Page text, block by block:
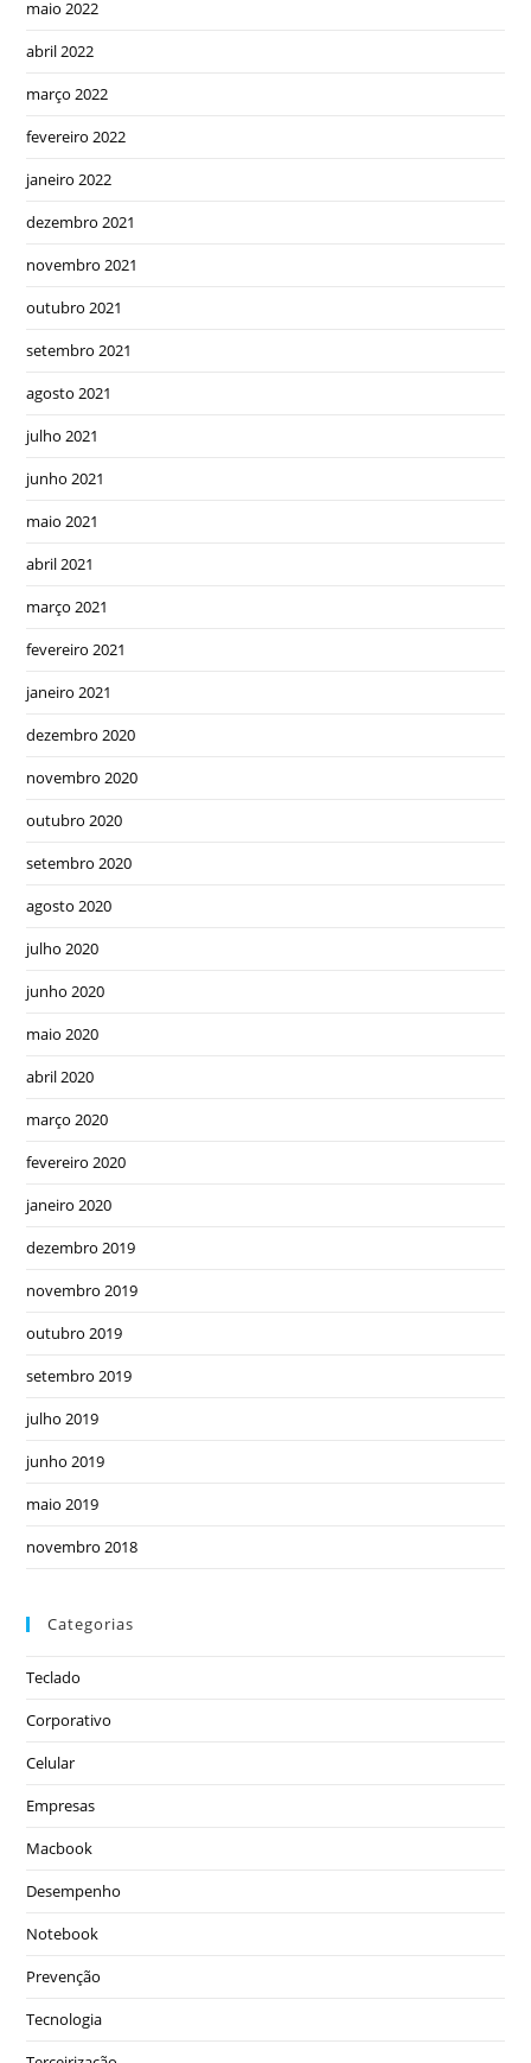
maio 2022
abril 2022
março 2022
fevereiro 2022
janeiro 2022
dezembro 2021
novembro 2021
outubro 2021
setembro 2021
agosto 2021
julho 2021
junho 2021
maio 2021
abril 2021
março 2021
fevereiro 2021
janeiro 2021
dezembro 2020
novembro 2020
outubro 2020
setembro 2020
agosto 2020
julho 2020
junho 2020
maio 2020
abril 2020
março 2020
fevereiro 2020
janeiro 2020
dezembro 2019
novembro 2019
outubro 2019
setembro 2019
julho 2019
junho 2019
maio 2019
novembro 2018
Categorias
Teclado
Corporativo
Celular
Empresas
Macbook
Desempenho
Notebook
Prevenção
Tecnologia